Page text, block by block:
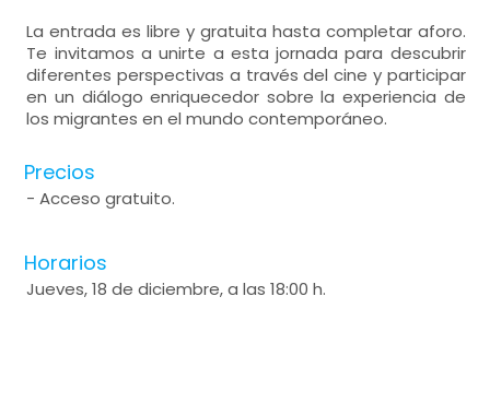
La entrada es libre y gratuita hasta completar aforo.
Te invitamos a unirte a esta jornada para descubrir
diferentes perspectivas a través del cine y participar
en un diálogo enriquecedor sobre la experiencia de
los migrantes en el mundo contemporáneo.
Precios
- Acceso gratuito.
Horarios
Jueves, 18 de diciembre, a las 18:00 h.